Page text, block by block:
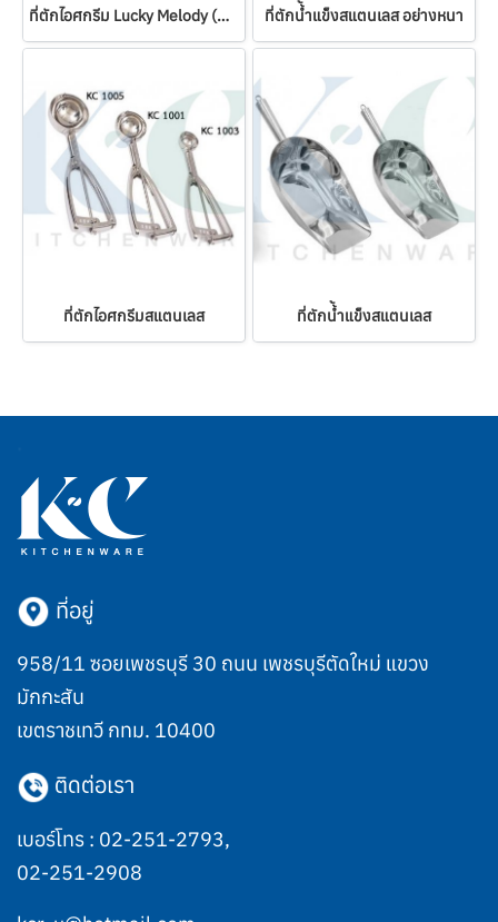
ที่ตักไอศกรีม Lucky Melody (Made in Japan) ที่ตักน้้ำแข็งสแตนเลส อย่างหนา
ที่ตักไอศกรีมสแตนเลส ที่ตักน้้ำแข็งสแตนเลส
ที่อยู่
958/11 ซอยเพชรบุรี 30 ถนน เพชรบุรีตัดใหม่ แขวง
มักกะสัน
เขตราชเทวี กทม. 10400
ติดต่อเรา
เบอร์โทร : 02-251-2793,
02-251-2908